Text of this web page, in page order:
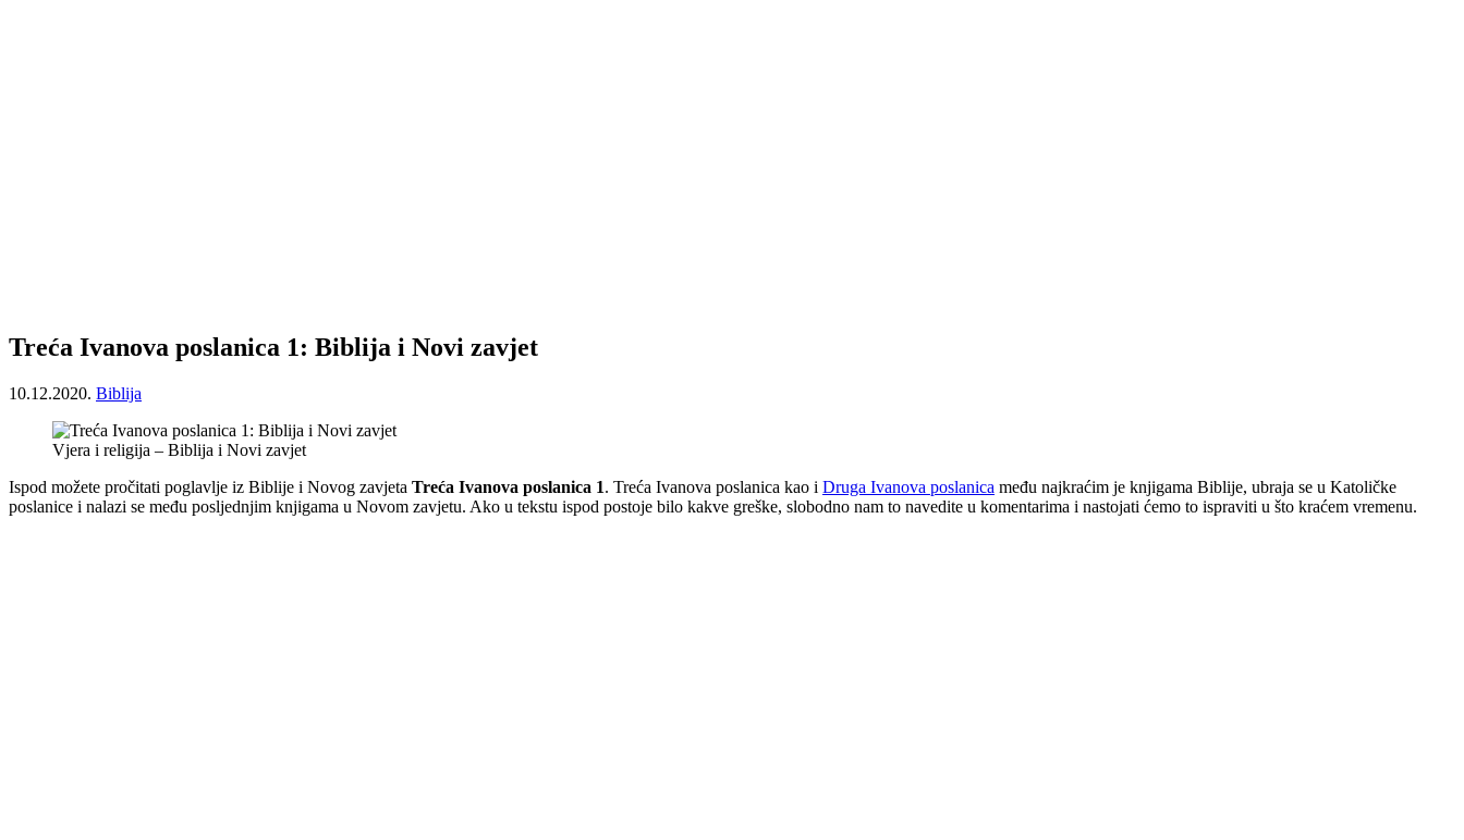
Treća Ivanova poslanica 1: Biblija i Novi zavjet
10.12.2020. Biblija
Vjera i religija – Biblija i Novi zavjet
Ispod možete pročitati poglavlje iz Biblije i Novog zavjeta Treća Ivanova poslanica 1. Treća Ivanova poslanica kao i Druga Ivanova poslanica među najkraćim je knjigama Biblije, ubraja se u Katoličke
poslanice i nalazi se među posljednjim knjigama u Novom zavjetu. Ako u tekstu ispod postoje bilo kakve greške, slobodno nam to navedite u komentarima i nastojati ćemo to ispraviti u što kraćem vremenu.